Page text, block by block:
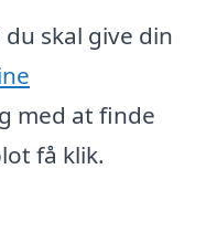
skal give din
med at finde
få klik.